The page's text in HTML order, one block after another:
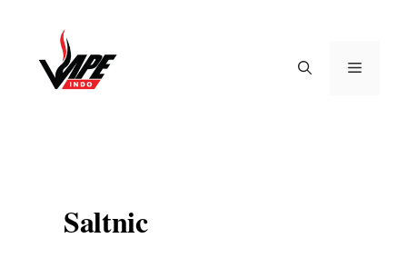
content
Menu
Saltnic